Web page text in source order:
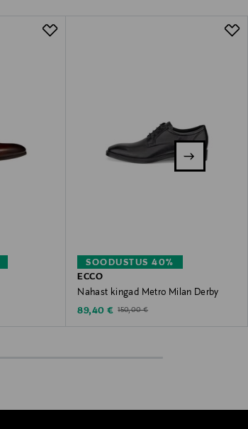
SOODUSTUS 40%
ECCO
Nahast kingad Metro Milan Derby
Discounted Price
89,40 € Original Price
150,00 €